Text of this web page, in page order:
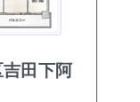
田下阿